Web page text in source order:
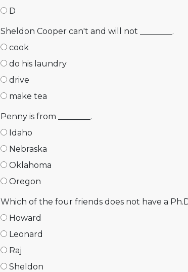
D
Sheldon Cooper can't and will not ________.
cook
do his laundry
drive
make tea
Penny is from ________.
Idaho
Nebraska
Oklahoma
Oregon
Which of the four friends does not have a
Howard
Leonard
Raj
Sheldon